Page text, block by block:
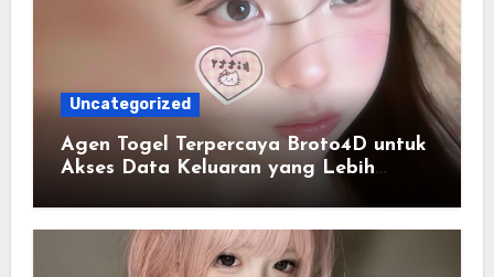
Uncategorized
Agen Togel Terpercaya Broto4D untuk
Akses Data Keluaran yang Lebih